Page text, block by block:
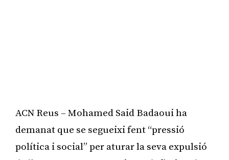
ACN Reus – Mohamed Said Badaoui ha
demanat que se segueixi fent “pressió
política i social” per aturar la seva expulsió